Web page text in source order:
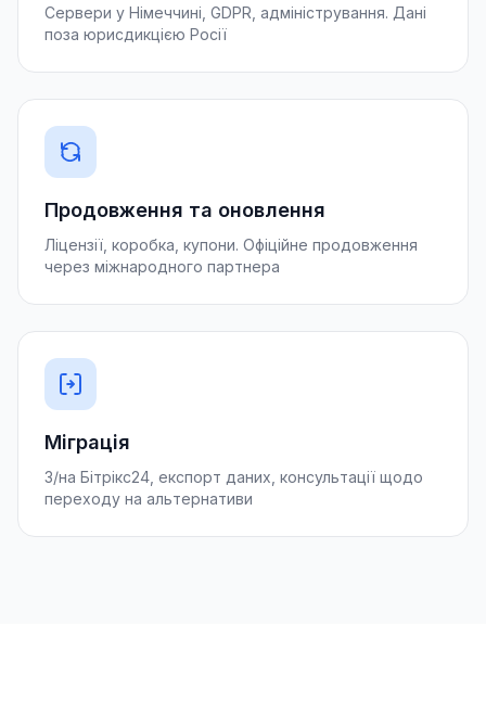
Сервери у Німеччині, GDPR, адміністрування. Дані
поза юрисдикцією Росії
Продовження та оновлення
Ліцензії, коробка, купони. Офіційне продовження
через міжнародного партнера
Міграція
З/на Бітрікс24, експорт даних, консультації щодо
переходу на альтернативи